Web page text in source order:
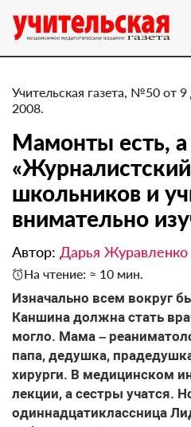
Учительская газета, №50 от 9
2008.
Мамонты есть, а
школьников и
внимательно
Автор: Дарья Журавленко
На чтение: ≈ 10 мин.
Изначально всем вокруг
Каншина должна стать
могло. Мама –
папа, дедушка,
хирурги. В медицинском
лекции, а сестры учатся.
одиннадцатиклассница